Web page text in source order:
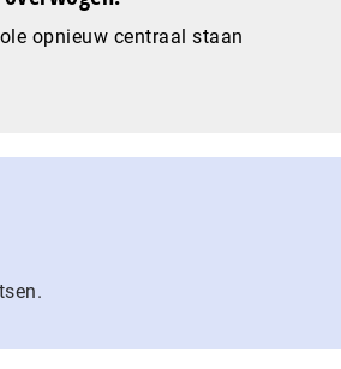
opnieuw centraal staan